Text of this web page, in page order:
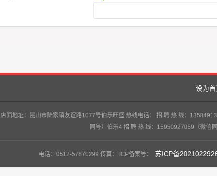
设为
店面地址：昆山市陆家镇友谊路1077号伯乐旺盛 热线电话： 招 聘 热 线：
同号）伯乐4 招 聘 热 线：15950927059（微信
电话：0512-57870299 传真： ICP备案号： 苏ICP备